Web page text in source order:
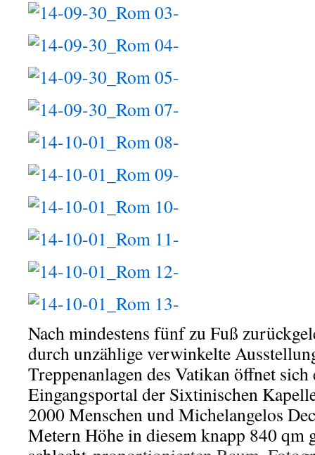
Nach mindestens fünf zu Fuß
durch unzählige verwinkelte
Treppenanlagen des Vatikan öffnet
Eingangsportal der Sixtinischen
2000 Menschen und Michelangelos
Metern Höhe in diesem knapp 840 qm